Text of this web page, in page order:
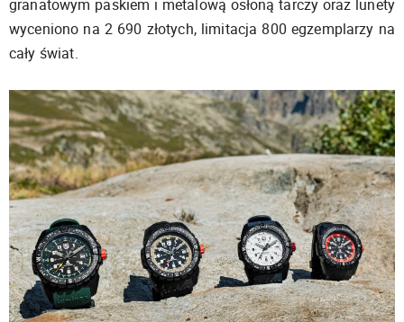
granatowym paskiem i metalową osłoną tarczy oraz lunety
wyceniono na 2 690 złotych, limitacja 800 egzemplarzy na
cały świat.